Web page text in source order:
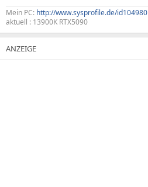
Mein PC: http://www.sysprofile.de/id104980
aktuell : 13900K RTX5090